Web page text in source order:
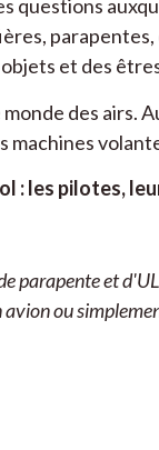
questions
et des
des airs.
machines
: les pilotes,
parapente et
ou